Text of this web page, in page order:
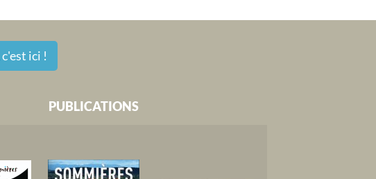
c'est ici !
PUBLICATIONS